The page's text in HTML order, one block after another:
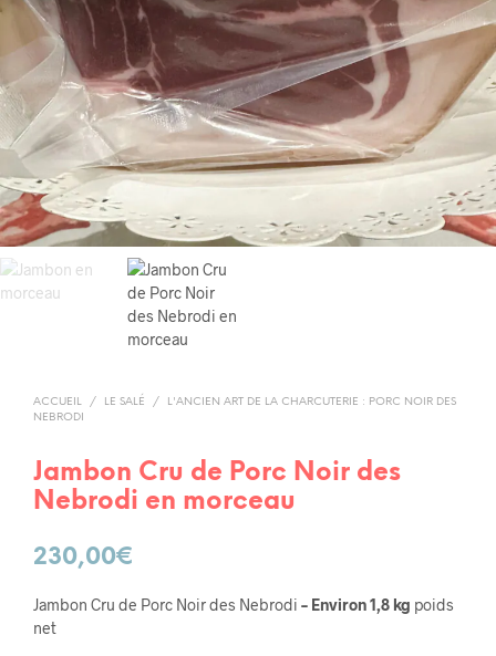
ACCUEIL / LE SALÉ /
L'ANCIEN ART DE LA CHARCUTERIE : PORC NOIR DES
NEBRODI
Jambon Cru de Porc Noir des
Nebrodi en morceau
230,00€
Jambon Cru de Porc Noir des Nebrodi – Environ 1,8 kg poids
net